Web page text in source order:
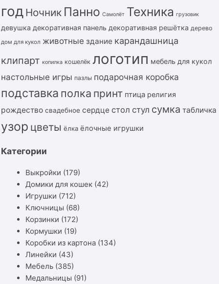
год Ночник Панно Самолёт Техника грузовик
девушка декоративная панель декоративная решётка дерево
дом для кукол животные здание карандашница
клипарт копилка кошелёк логотип мебель для кукол
настольные игры пазлы подарочная коробка
подставка полка принт птица религия
рождество свадебное сердце стол стул сумка табличка
узор цветы ёлка ёлочные игрушки
Категории
Выкройки (179)
Домики для кошек (42)
Игрушки (712)
Ключницы (68)
Корзинки (172)
Кормушки (19)
Коробки из картона (134)
Линейки (43)
Мебель (385)
Медальницы (91)